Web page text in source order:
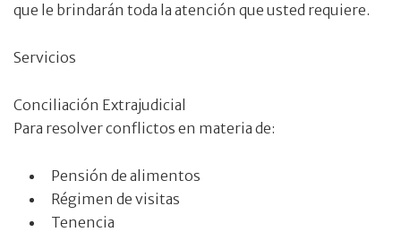
que le brindarán toda la atención que usted requiere.
Servicios
Conciliación Extrajudicial
Para resolver conflictos en materia de:
Pensión de alimentos
Régimen de visitas
Tenencia